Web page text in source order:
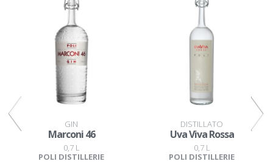
Marconi 46
0,7 L
POLI DISTILLERIE
Uva Viva Rossa
0,7 L
POLI DISTILLERIE